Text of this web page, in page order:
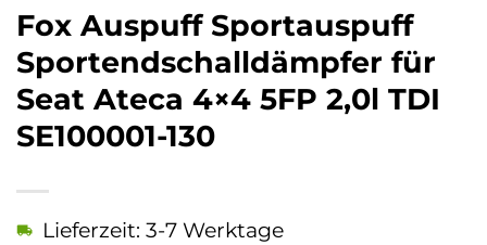
Fox Auspuff Sportauspuff
Sportendschalldämpfer für
Seat Ateca 4×4 5FP 2,0l TDI
SE100001-130
Lieferzeit: 3-7 Werktage